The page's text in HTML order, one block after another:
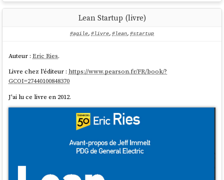
Lean Startup (livre)
#agile, #livre, #lean, #startup
Auteur :Eric Ries.
Livre chez l'éditeur : https://www.pearson.fr/FR/book/?
GCOI=27440100848370
J'ai lu ce livre en 2012.